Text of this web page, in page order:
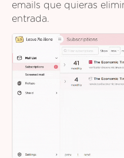
emails que quieras
entrada.